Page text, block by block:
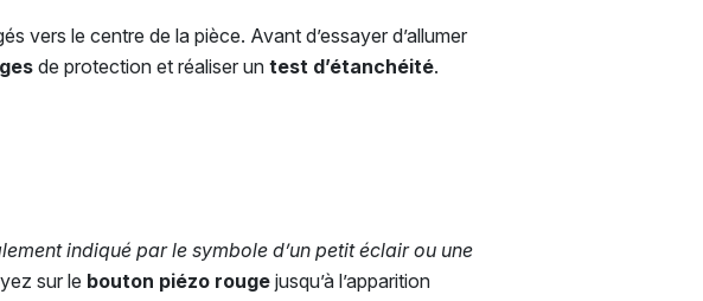
vers le centre de la pièce. Avant d’essayer d’allumer
de protection et réaliser un test d’étanchéité.
indiqué par le symbole d’un petit éclair ou une
sur le bouton piézo rouge jusqu’à l’apparition